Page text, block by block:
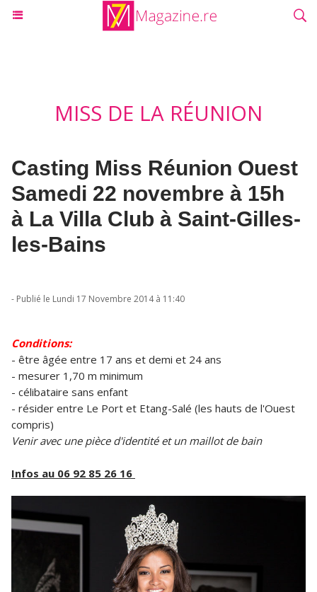
MISS DE LA RÉUNION
Casting Miss Réunion Ouest
Samedi 22 novembre à 15h
à La Villa Club à Saint-Gilles-
les-Bains
- Publié le Lundi 17 Novembre 2014 à 11:40
Conditions:
- être âgée entre 17 ans et demi et 24 ans
- mesurer 1,70 m minimum
- célibataire sans enfant
- résider entre Le Port et Etang-Salé (les hauts de l'Ouest
compris)
Venir avec une pièce d'identité et un maillot de bain
Infos au 06 92 85 26 16